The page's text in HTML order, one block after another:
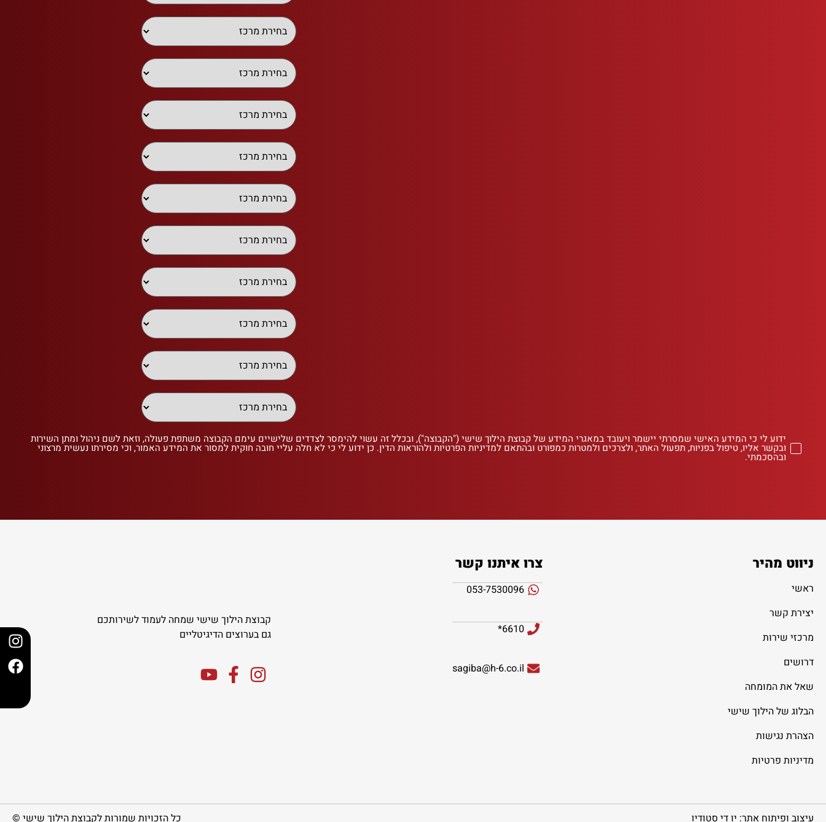
ידוע לי כי המידע האישי שמסרתי יישמר ויעובד במאגרי המידע של קבוצת הילוך שישי ("הקבוצה"), ובכלל זה עשוי להימסר לצדדים שלישיים עימם הקבוצה משתפת פעולה, וזאת לשם ניהול ומתן השירות
ובקשר אליו, טיפול בפניות, תפעול האתר, ולצרכים ולמטרות כמפורט ובהתאם למדיניות הפרטיות ולהוראות הדין. כן ידוע לי כי לא חלה עליי חובה חוקית למסור את המידע האמור, וכי מסירתו נעשית מרצוני
ובהסכמתי.
ניווט מהיר
ראשי
יצירת קשר
מרכזי שירות
דרושים
שאל את המומחה
הבלוג של הילוך שישי
הצהרת נגישות
מדיניות פרטיות
צרו איתנו קשר
053-7530096
6610*
sagiba@h-6.co.il
קבוצת הילוך שישי שמחה לעמוד לשירותכם
גם בערוצים הדיגיטליים
עיצוב ופיתוח אתר: יו די סטודיו כל הזכויות שמורות לקבוצת הילוך שישי ©